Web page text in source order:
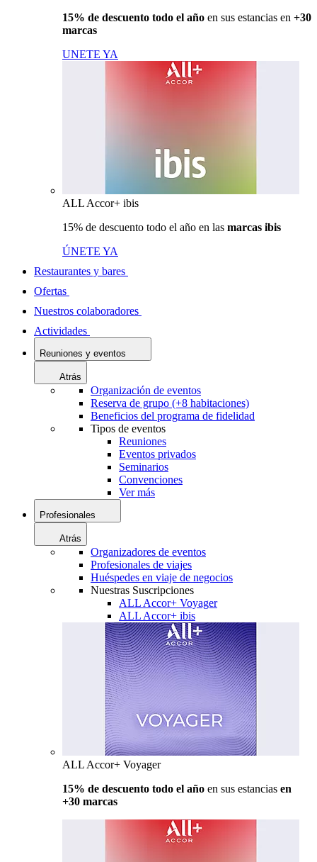
15% de descuento todo el año en sus estancias en +30
marcas
UNETE YA
ALL Accor+ ibis
15% de descuento todo el año en las marcas ibis
ÚNETE YA
Restaurantes y bares
Ofertas
Nuestros colaboradores
Actividades
Reuniones y eventos
Atrás
Organización de eventos
Reserva de grupo (+8 habitaciones)
Beneficios del programa de fidelidad
Tipos de eventos
Reuniones
Eventos privados
Seminarios
Convenciones
Ver más
Profesionales
Atrás
Organizadores de eventos
Profesionales de viajes
Huéspedes en viaje de negocios
Nuestras Suscripciones
ALL Accor+ Voyager
ALL Accor+ ibis
ALL Accor+ Voyager
15% de descuento todo el año en sus estancias en
+30 marcas